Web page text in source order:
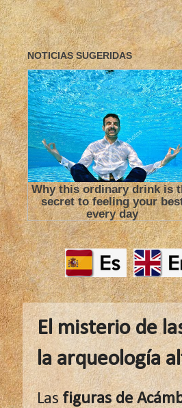
El misterio de
la arqueología
Lasfiguras de